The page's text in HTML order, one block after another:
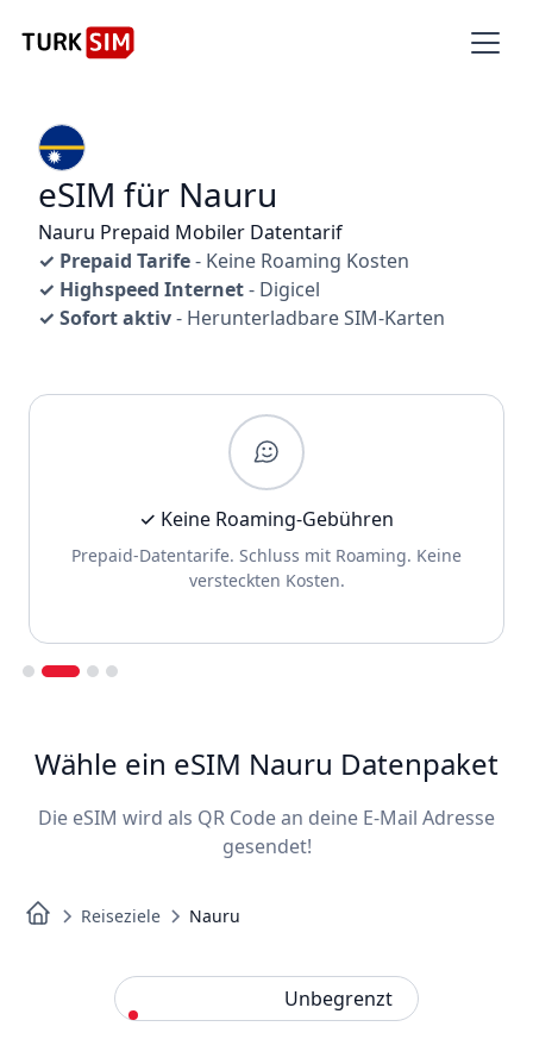
eSIM für Nauru
Nauru Prepaid Mobiler Datentarif
✓ Prepaid Tarife- Keine Roaming Kosten
✓ Highspeed Internet- Digicel
✓ Sofort aktiv- Herunterladbare SIM-Karten
✓ Keine Roaming-Gebühren
Prepaid-Datentarife. Schluss mit Roaming. Keine
versteckten Kosten.
Wähle ein eSIM Nauru Datenpaket
Die eSIM wird als QR Code an deine E-Mail Adresse
gesendet!
Reiseziele Nauru
Unbegrenzt